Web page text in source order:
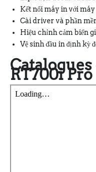
Kết nối máy in với
Cài driver và phần
Hiệu chỉnh cảm biến
Vệ sinh đầu in định kỳ
RT700i Pro